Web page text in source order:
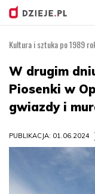
Kultura i sztuka po 1989
W drugim
Piosenki w
gwiazdy i
PUBLIKACJA: 01.06.2024